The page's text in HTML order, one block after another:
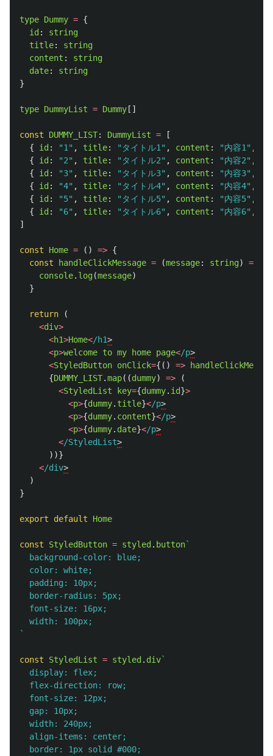
type Dummy = {
id :
string
title:
string
content :
string
date:
string
}
type DummyList = Dummy []
const DUMMY_LIST: DummyList =
[
{
id : "1" , title: " タイトル1" , content : "内容1" ,
{
id : "2" , title: " タイトル2" , content : "内容2" ,
{
id : "3" , title: " タイトル3" , content : "内容3" ,
{
id : "4" , title: " タイトル4" , content : "内容4" ,
{
id : "5" , title: " タイトル5" , content : "内容5" ,
{
id : "6" , title: " タイトル6" , content : "内容6" ,
]
const Home = () => {
const
handleClickMessage = (message: string) =>
console. log(message)
}
return
(
<div>
<h1>Home</h1
<p>welcome to my home page</p
<StyledButton onClick={() =>
{DUMMY_LIST.map((dummy) =>
(
<StyledList key={dummy. id}>
<p>{dummy. title}</p
<p>{dummy. content}</p
<p>{dummy. date}</p
</StyledList
))}
</div
)
}
export default Home
const StyledButton = styled . button`
  background-color: blue;
  color: white;
  padding: 10px;
  border-radius: 5px;
  font-size: 16px;
  width: 100px;
`
const StyledList = styled . div`
  display: flex;
  flex-direction: row;
  font-size: 12px;
  gap: 10px;
  width: 240px;
  align-items: center;
  border: 1px solid #000;